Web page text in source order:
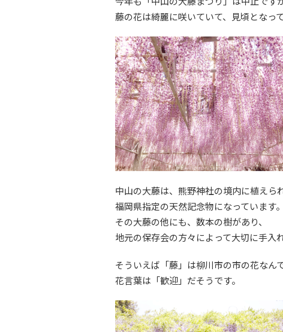
藤の花は綺麗に咲いていて、見頃となって
中山の大藤は、熊野神社の境内に植えら
福岡県指定の天然記念物になっています。
その大藤の他にも、数本の樹があり、
地元の保存会の方々によって大切に手入
そういえば「藤」は柳川市の市の花なん
花言葉は「歓迎」だそうです。